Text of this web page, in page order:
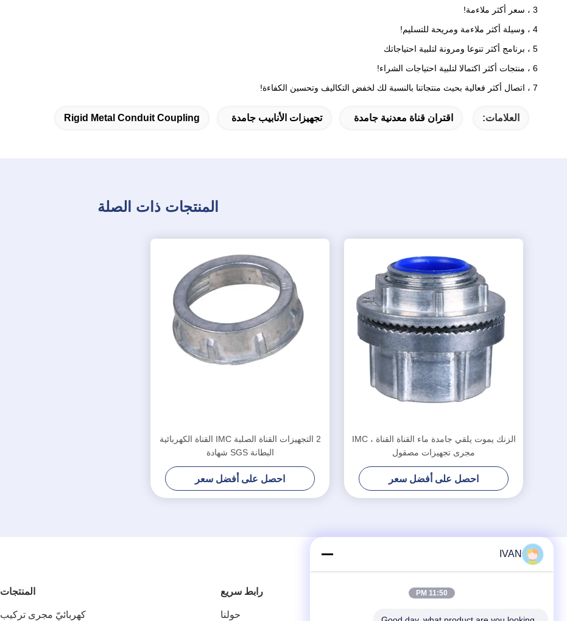
3 ، سعر أكثر ملاءمة!
4 ، وسيلة أكثر ملاءمة ومريحة للتسليم!
5 ، برنامج أكثر تنوعا ومرونة لتلبية احتياجاتك
6 ، منتجات أكثر اكتمالا لتلبية احتياجات الشراء!
7 ، اتصال أكثر فعالية بحيث منتجاتنا بالنسبة لك لخفض التكاليف وتحسين الكفاءة!
العلامات: اقتران قناة معدنية جامدة تجهيزات الأنابيب جامدة Rigid Metal Conduit Coupling
المنتجات ذات الصلة
الزنك يموت يلقي جامدة ماء القناة القناة ، IMC
مجرى تجهيزات مصقول
احصل على أفضل سعر
2 التجهيزات القناة الصلبة IMC القناة الكهربائية
البطانة SGS شهادة
احصل على أفضل سعر
رابط سريع
حولنا
المنتجات
كهربائيّ مجرى تركيب
IVAN
11:50 PM